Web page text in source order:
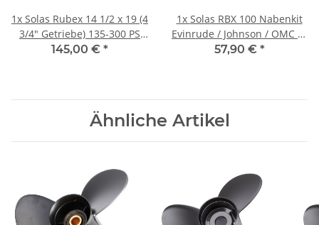
1x Solas Rubex 14 1/2 x 19 (4
3/4" Getriebe) 135-300 PS
Linksdrehend Aluminium
145,00 € *
1x Solas RBX 100 Nabenkit
Evinrude / Johnson / OMC BJ
91-94 für 90-300 PS
57,90 € *
Ähnliche Artikel